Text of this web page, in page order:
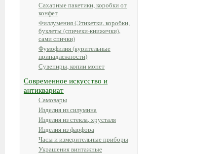
Сахарные пакетики, коробки от
конфет
Филлумения (Этикетки, коробки,
буклеты (спичеки-книжечки),
сами спички)
Фумофилия (курительные
принадлежности)
Сувениры, копии монет
Современное искусство и
антиквариат
Самовары
Изделия из силумина
Изделия из стекла, хрусталя
Изделия из фарфора
Часы и измерительные приборы
Украшения винтажные